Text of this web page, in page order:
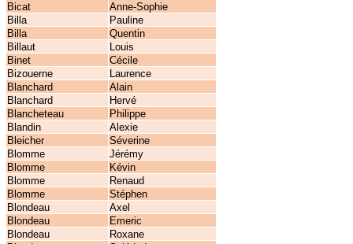
Bicat
Anne-Sophie
Billa
Pauline
Billa
Quentin
Billaut
Louis
Binet
Cécile
Bizouerne
Laurence
Blanchard
Alain
Blanchard
Hervé
Blancheteau
Philippe
Blandin
Alexie
Bleicher
Séverine
Blomme
Jérémy
Blomme
Kévin
Blomme
Renaud
Blomme
Stéphen
Blondeau
Axel
Blondeau
Emeric
Blondeau
Roxane